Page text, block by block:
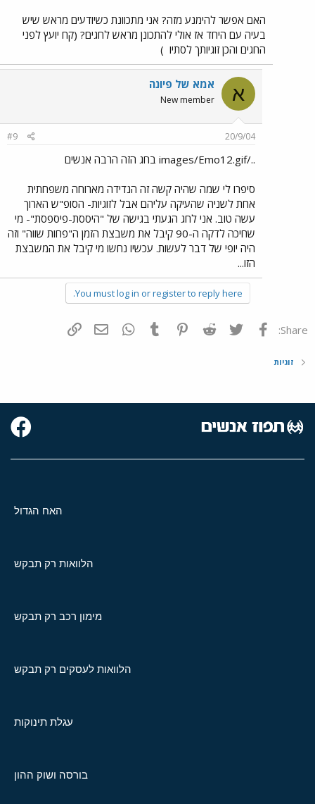
האם אפשר להימנע מזה? אני מתכוונת כשיודעים מראש שיש
בעיה עם היחד אז אולי להתכונן מראש לחגים? (קח יועץ לפני
החגים והכן זוגיותך לסתיו )
א אמא של פיונה
New member
20/9/04
#9
../images/Emo12.gif בחג הזה הרבה אנשים
סיפרו לי שמה שהיה קשה זה הנדידה מארוחה משפחתית
אחת לשניה שהעיקה עליהם אבל לזוגיות- הסופ"ש הארוך
עשה טוב. אני לחג הגעתי בגישה של "היססת-פיספסת"- מי
שחיכה לדקה ה-90 קיבל את משבצת הזמן ה"פחות שווה" וזה
היה יופי של דבר לעשות. עכשיו נחשו מי קיבל את המשבצת
הזו...
You must log in or register to reply here.
Share: פייסבוק Twitter
Reddit
Pinterest
Tumblr
WhatsAppדואר אלקטרוני
זוגיות
האח הגדול
הלוואות רק תבקש
מימון רכב רק תבקש
הלוואות לעסקים רק תבקש
עגלת תינוקות
בורסה ושוק ההון